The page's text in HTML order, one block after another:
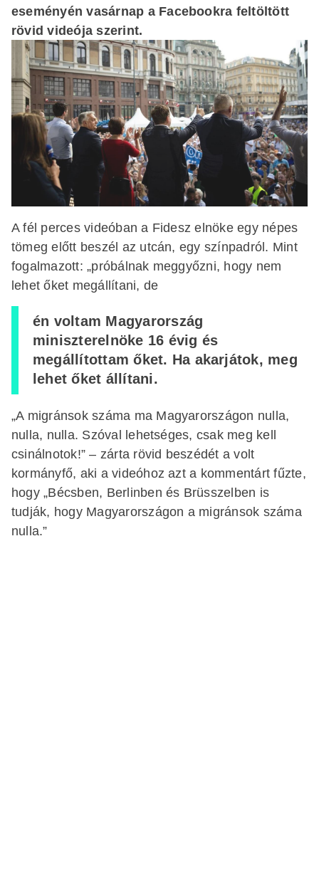
eseményén vasárnap a Facebookra feltöltött
rövid videója szerint.
A fél perces videóban a Fidesz elnöke egy népes
tömeg előtt beszél az utcán, egy színpadról. Mint
fogalmazott: „próbálnak meggyőzni, hogy nem
lehet őket megállítani, de
én voltam Magyarország
miniszterelnöke 16 évig és
megállítottam őket. Ha akarjátok, meg
lehet őket állítani.
„A migránsok száma ma Magyarországon nulla,
nulla, nulla. Szóval lehetséges, csak meg kell
csinálnotok!” – zárta rövid beszédét a volt
kormányfő, aki a videóhoz azt a kommentárt fűzte,
hogy „Bécsben, Berlinben és Brüsszelben is
tudják, hogy Magyarországon a migránsok száma
nulla.”